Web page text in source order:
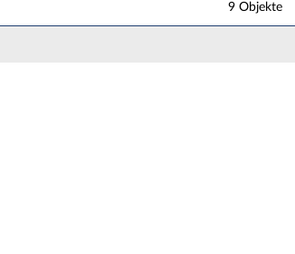
9 Objekte